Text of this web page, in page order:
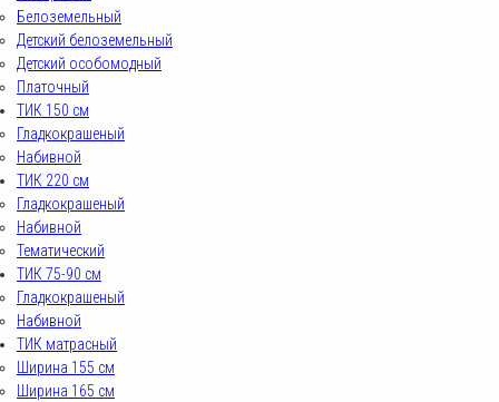
Белоземельный
Детский белоземельный
Детский особомодный
Платочный
ТИК 150 см
Гладкокрашеный
Набивной
ТИК 220 см
Гладкокрашеный
Набивной
Тематический
ТИК 75-90 см
Гладкокрашеный
Набивной
ТИК матрасный
Ширина 155 см
Ширина 165 см